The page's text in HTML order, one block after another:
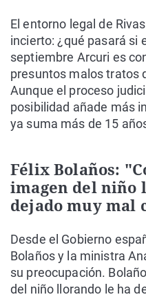
El entorno legal de
incierto: ¿qué pasará si
septiembre Arcuri es
presuntos malos tratos
Aunque el proceso
posibilidad añade más
ya suma más de 15
Félix Bolaños:
imagen del niño
dejado muy mal
Desde el Gobierno
Bolaños y la ministra
su preocupación.
del niño llorando le ha